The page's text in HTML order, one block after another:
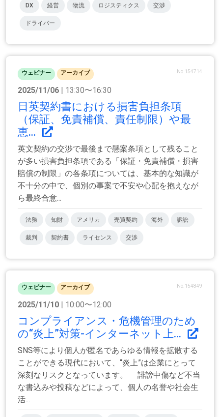
DX 経営 物流 ロジスティクス 交渉
ドライバー
ウェビナー アーカイブ No.154714
2025/11/06 | 13:30〜16:30
日英契約書における損害負担条項
（保証、免責補償、責任制限）や最
恵...
英文契約の交渉で最後まで懸案条項として残ること
が多い損害負担条項である「保証・免責補償・損害
賠償の制限」の各条項については、基本的な知識が
不十分の中で、個別の事案で不安や心配を抱えなが
ら最終合意...
法務 知財 アメリカ 売買契約 海外 訴訟
裁判 契約書 ライセンス 交渉
ウェビナー アーカイブ No.154849
2025/11/10 | 10:00〜12:00
コンプライアンス・危機管理のため
の“炎上”対策‐インターネット上...
SNS等により個人が匿名であらゆる情報を拡散する
ことができる現代において、“炎上”は企業にとって
深刻なリスクとなっています。 誹謗中傷など不当
な書込みや投稿などによって、個人の名誉や社会生
活...